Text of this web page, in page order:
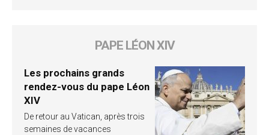
PAPE LÉON XIV
Les prochains grands
rendez-vous du pape Léon
XIV
De retour au Vatican, après trois
semaines de vacances